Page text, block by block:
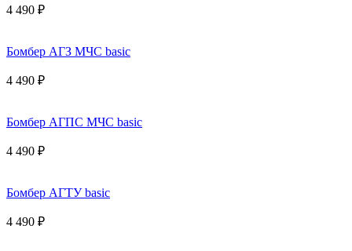
4 490 ₽
Бомбер АГЗ МЧС basic
4 490 ₽
Бомбер АГПС МЧС basic
4 490 ₽
Бомбер АГТУ basic
4 490 ₽